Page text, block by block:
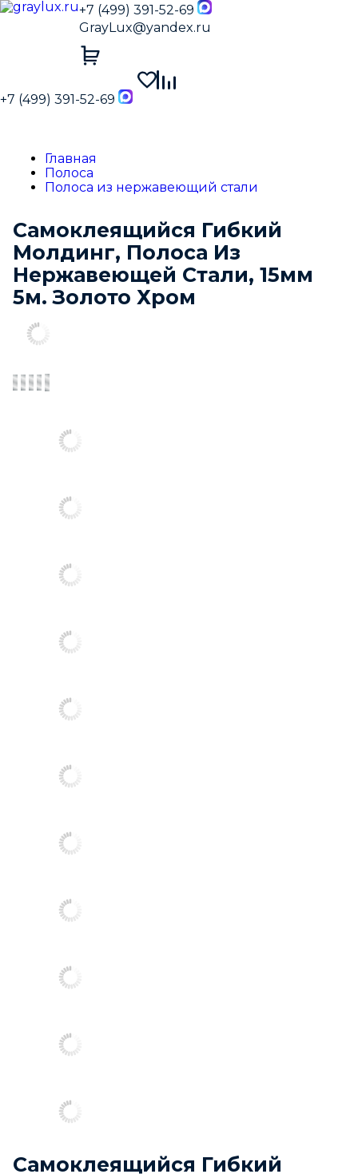
+7 (499) 391-52-69
GrayLux@yandex.ru
+7 (499) 391-52-69
Главная
Полоса
Полоса из нержавеющий стали
Самоклеящийся Гибкий
Молдинг, Полоса Из
Нержавеющей Стали, 15мм
5м. Золото Хром
Самоклеящийся Гибкий